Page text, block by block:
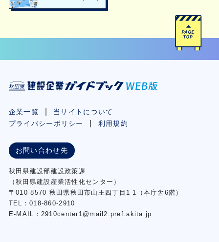
企業一覧
当サイトについて
プライバシーポリシー
利用規約
お問い合わせ先
秋⽥県建設部建設政策課
（秋⽥県建設産業活性化センター）
〒010-8570 秋田県秋田市⼭王四丁⽬1-1（本庁舎6階）
TEL：018-860-2910
E-MAIL：2910center1@mail2.pref.akita.jp